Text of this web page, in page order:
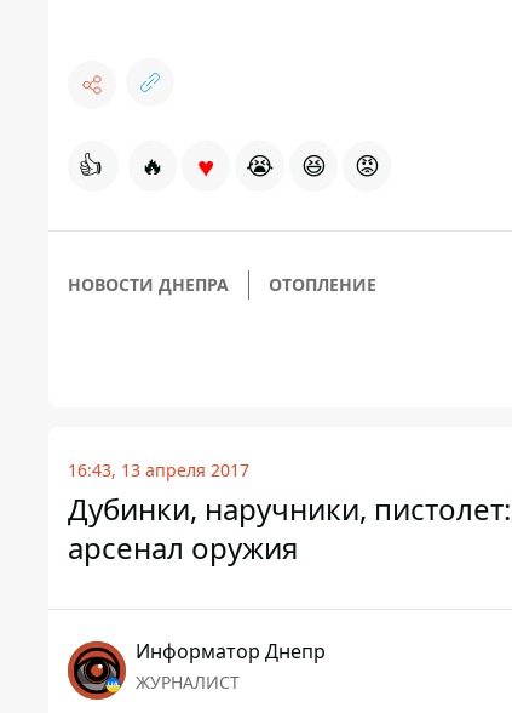
👍 🔥 ♥ 😭 😆 😡
НОВОСТИ ДНЕПРА ОТОПЛЕНИЕ
16:43, 13 апреля 2017
Дубинки, наручники,
арсенал оружия
Информатор Днепр
ЖУРНАЛИСТ